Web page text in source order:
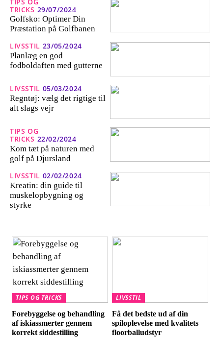
TRICKS 29/07/2024
Golfsko: Optimer Din
Præstation på Golfbanen
LIVSSTIL 23/05/2024
Planlæg en god
fodboldaften med gutterne
LIVSSTIL 05/03/2024
Regntøj: vælg det rigtige til
alt slags vejr
TIPS OG
TRICKS 22/02/2024
Kom tæt på naturen med
golf på Djursland
LIVSSTIL 02/02/2024
Kreatin: din guide til
muskelopbygning og
styrke
TIPS OG TRICKS
Forebyggelse og behandling
af iskiassmerter gennem
korrekt siddestilling
LIVSSTIL
Få det bedste ud af din
spiloplevelse med kvalitets
floorballudstyr